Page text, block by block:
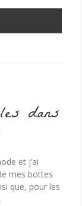
dans
et j’ai
mes bottes
que, pour les